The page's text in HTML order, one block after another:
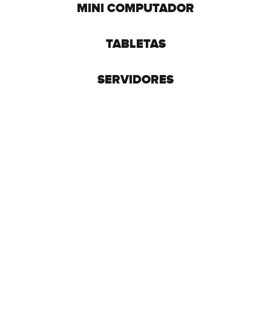
MINI COMPUTADOR
TABLETAS
SERVIDORES